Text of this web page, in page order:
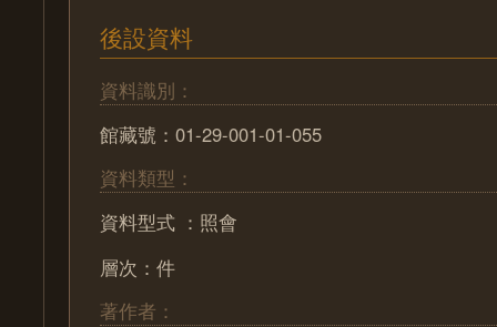
後設資料
資料識別：
館藏號：01-29-001-01-055
資料類型：
資料型式 ：照會
層次：件
著作者：